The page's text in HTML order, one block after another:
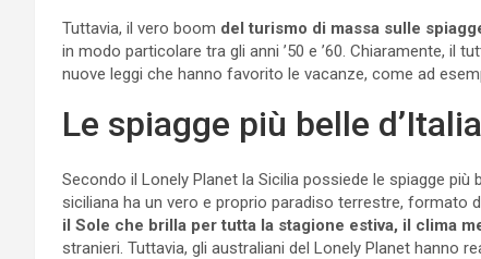
Tuttavia, il vero boom del turismo di massa sulle
in modo particolare tra gli anni ’50 e ’60. Chiaramente, il
nuove leggi che hanno favorito le vacanze, come ad
Le spiagge più belle d’Italia
Secondo il Lonely Planet la Sicilia possiede le spiagge più
siciliana ha un vero e proprio paradiso terrestre, formato
il Sole che brilla per tutta la stagione estiva, il clima
stranieri. Tuttavia, gli australiani del Lonely Planet hanno